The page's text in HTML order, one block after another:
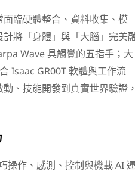
臨硬體整合、資料收集、模
將「身體」與「大腦」完美
Wave 具觸覺的五指手；大
Isaac GR00T 軟體與工作流
、技能開發到真實世界驗證
操作、感測、控制與機載 AI